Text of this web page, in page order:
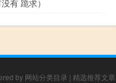
有 跪求）
by 网站分类目录 | 精选推荐文章